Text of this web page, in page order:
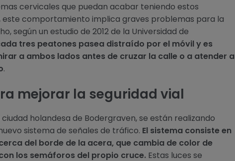
cervicales que puedan acabar teniendo estos
este comportamiento implica graves problemas para la
según un estudio de 2012 de la Universidad de
tres peatones pasea distraído por el móvil y es
a ambos lados antes de cruzar la calle o a atender a
.
mejorar la seguridad vial
holandesa de Bodergraven, se están realizando
sistema de señales de tráfico. El sistema consiste en
del borde de la acera, que cambia de color de
los semáforos del propio cruce. Estas luces se